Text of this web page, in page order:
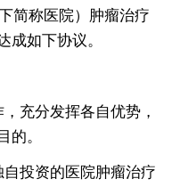
简称医院）肿瘤治疗
成如下协议。
充分发挥各自优势，
的。
投资的医院肿瘤治疗